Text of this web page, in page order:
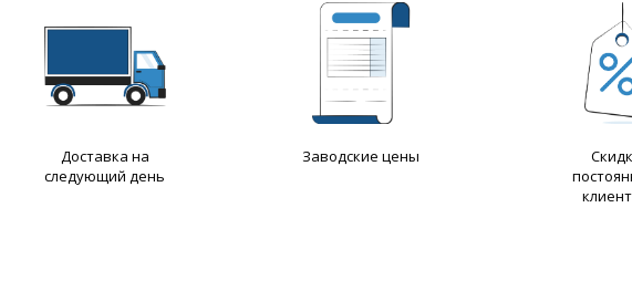
Доставка на
следующий день
Заводские цены